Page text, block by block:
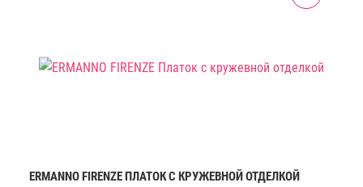
ERMANNO FIRENZE ПЛАТОК С КРУЖЕВНОЙ ОТДЕЛКОЙ